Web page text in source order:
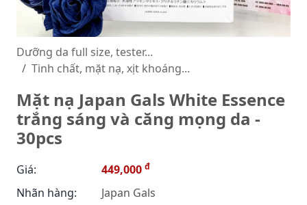
Dưỡng da full size, tester...
Tinh chất, mặt nạ, xịt khoáng...
Mặt nạ Japan Gals White Essence
trắng sáng và căng mọng da -
30pcs
Giá: 449,000 đ
Nhãn hàng:
Japan Gals